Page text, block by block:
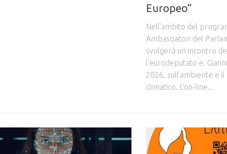
Europeo”
Nell'ambito del
Ambasciatori del
svolgerà un incontro
l'eurodeputato e.
2026, sull’ambiente e
climatico. L'on-line...